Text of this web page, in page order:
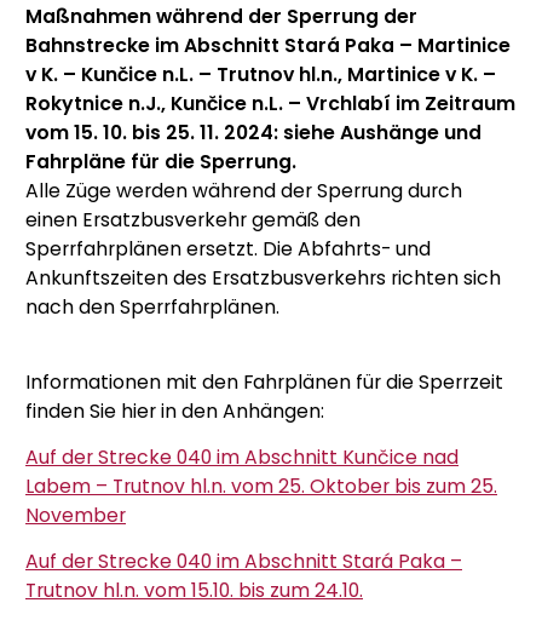
Maßnahmen während der Sperrung der
Bahnstrecke im Abschnitt Stará Paka – Martinice
v K. – Kunčice n.L. – Trutnov hl.n., Martinice v K. –
Rokytnice n.J., Kunčice n.L. – Vrchlabí im Zeitraum
vom 15. 10. bis 25. 11. 2024: siehe Aushänge und
Fahrpläne für die Sperrung.
Alle Züge werden während der Sperrung durch
einen Ersatzbusverkehr gemäß den
Sperrfahrplänen ersetzt. Die Abfahrts- und
Ankunftszeiten des Ersatzbusverkehrs richten sich
nach den Sperrfahrplänen.
Informationen mit den Fahrplänen für die Sperrzeit
finden Sie hier in den Anhängen:
Auf der Strecke 040 im Abschnitt Kunčice nad
Labem – Trutnov hl.n. vom 25. Oktober bis zum 25.
November
Auf der Strecke 040 im Abschnitt Stará Paka –
Trutnov hl.n. vom 15.10. bis zum 24.10.